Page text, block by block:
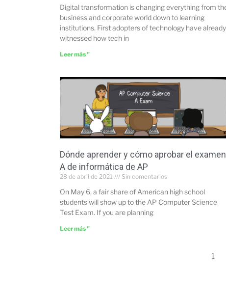
Digital transformation is changing everything from
business and corporate world down to learning
institutions. First adopters of technology have already
witnessed how tech in
Leer más "
Dónde aprender y cómo aprobar el examen
A de informática de AP
28 de abril de 2021 Sin comentarios
On May 6, a fair share of American high school
students will show up to the AP Computer Science
Test Exam. If you are planning
Leer más "
1